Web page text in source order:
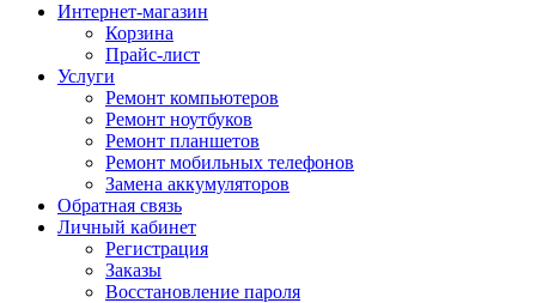
Интернет-магазин
Корзина
Прайс-лист
Услуги
Ремонт компьютеров
Ремонт ноутбуков
Ремонт планшетов
Ремонт мобильных телефонов
Замена аккумуляторов
Обратная связь
Личный кабинет
Регистрация
Заказы
Восстановление пароля